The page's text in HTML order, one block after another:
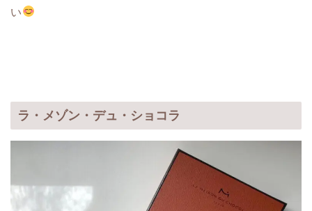
い
ラ・メゾン・デュ・ショコラ